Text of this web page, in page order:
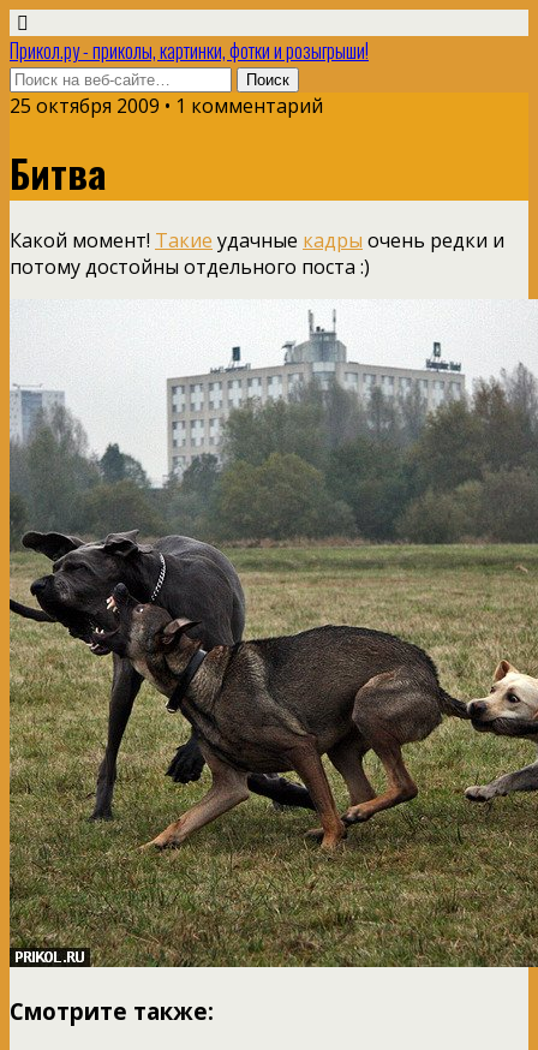
Прикол.ру - приколы, картинки, фотки и розыгрыши!
25 октября 2009 • 1 комментарий
Битва
Какой момент! Такие удачные кадры очень редки и
потому достойны отдельного поста :)
Смотрите также: